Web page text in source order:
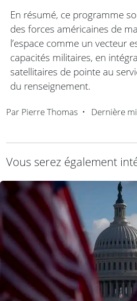
En résumé, ce programme
des forces américaines de
l’espace comme un vecteur
capacités militaires, en
satellitaires de pointe au
du renseignement.
Par Pierre Thomas • Dernière
Vous serez également